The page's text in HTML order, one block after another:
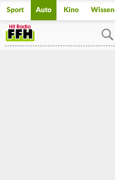
Sport Auto Kino Wissen